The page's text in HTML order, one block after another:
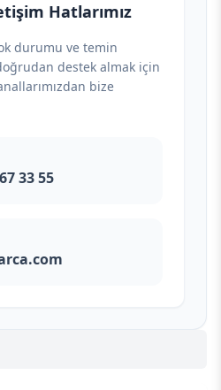
Hatlarımız
durumu ve temin
destek almak için
bize
33 55